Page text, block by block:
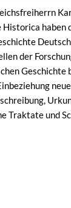
haben
der
Traktate und